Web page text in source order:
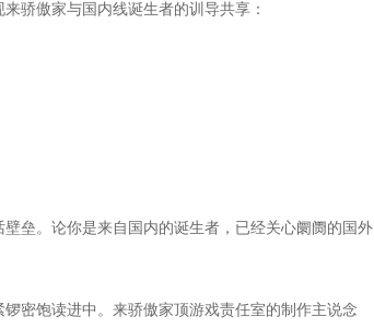
骄傲家与国内线诞生者的训导共享：
垒。论你是来自国内的诞生者，已经关心阛阓的国外
密饱读进中。来骄傲家顶游戏责任室的制作主说念